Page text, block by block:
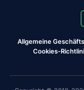
Allgemeine
Cookies-